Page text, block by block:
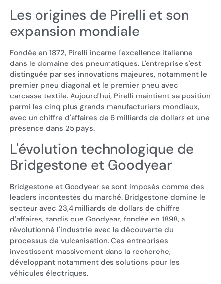
Les origines de Pirelli et son
expansion mondiale
Fondée en 1872, Pirelli incarne l'excellence italienne
dans le domaine des pneumatiques. L'entreprise s'est
distinguée par ses innovations majeures, notamment le
premier pneu diagonal et le premier pneu avec
carcasse textile. Aujourd'hui, Pirelli maintient sa position
parmi les cinq plus grands manufacturiers mondiaux,
avec un chiffre d'affaires de 6 milliards de dollars et une
présence dans 25 pays.
L'évolution technologique de
Bridgestone et Goodyear
Bridgestone et Goodyear se sont imposés comme des
leaders incontestés du marché. Bridgestone domine le
secteur avec 23,4 milliards de dollars de chiffre
d'affaires, tandis que Goodyear, fondée en 1898, a
révolutionné l'industrie avec la découverte du
processus de vulcanisation. Ces entreprises
investissent massivement dans la recherche,
développant notamment des solutions pour les
véhicules électriques.